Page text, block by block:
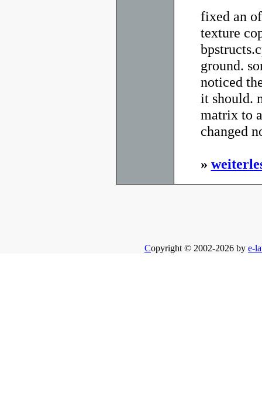
fixed an
texture
ground.
noticed
it should.
matrix to
changed
»
Copyright © 2002-2026 by e-